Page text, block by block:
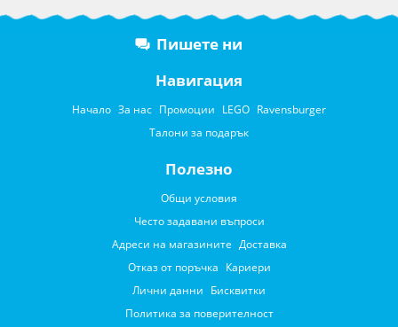
Пишете ни
Навигация
Начало За нас Промоции LEGO Ravensburger
Талони за подарък
Полезно
Общи условия
Често задавани въпроси
Адреси на магазините Доставка
Отказ от поръчка Кариери
Лични данни Бисквитки
Политика за поверителност